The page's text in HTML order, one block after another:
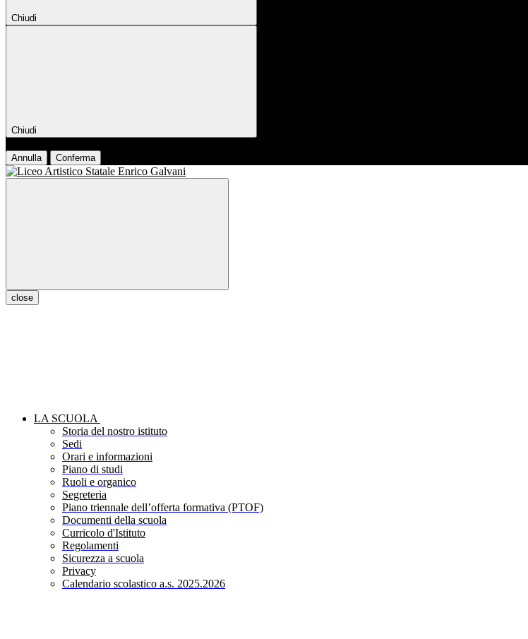
Chiudi
Chiudi
Annulla Conferma
close
LA SCUOLA
Storia del nostro istituto
Sedi
Orari e informazioni
Piano di studi
Ruoli e organico
Segreteria
Piano triennale dell’offerta formativa (PTOF)
Documenti della scuola
Curricolo d'Istituto
Regolamenti
Sicurezza a scuola
Privacy
Calendario scolastico a.s. 2025.2026